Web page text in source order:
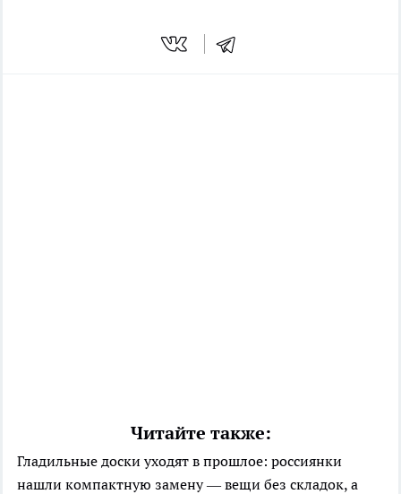
Читайте также:
Гладильные доски уходят в прошлое: россиянки
нашли компактную замену — вещи без складок, а